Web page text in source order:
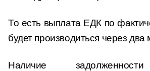
То есть выплата ЕДК по
будет производиться через два
Наличие